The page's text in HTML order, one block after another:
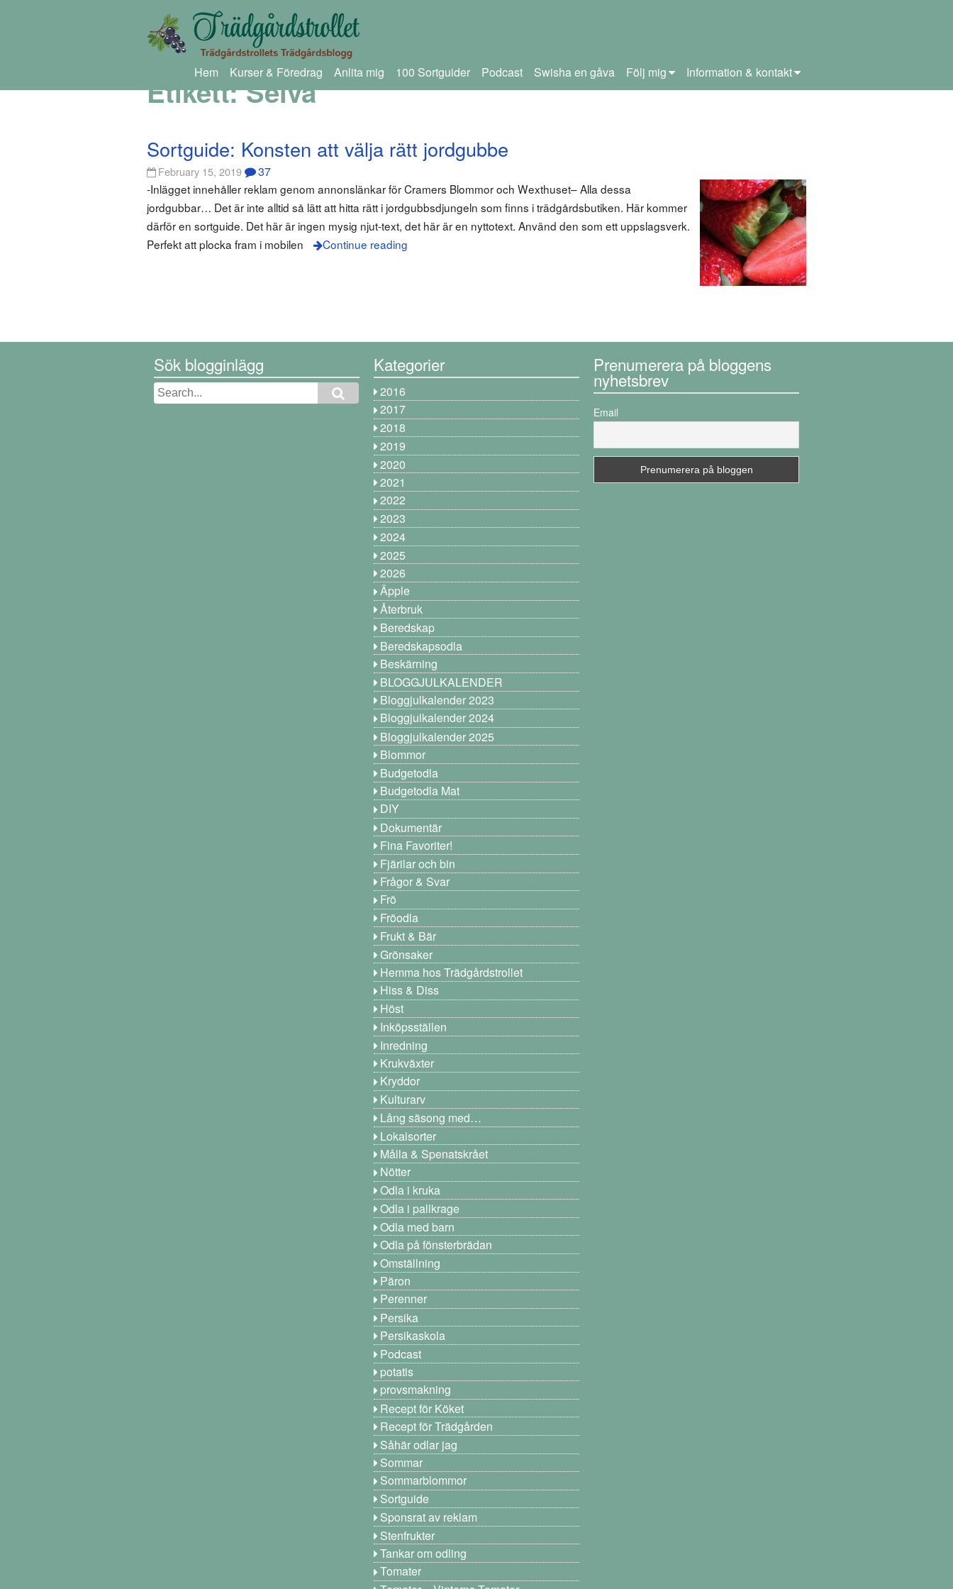
Hem Kurser & Föredrag Anlita mig 100 Sortguider Podcast Swisha en gåva Följ mig Information & kontakt
Etikett:Selva
Sortguide: Konsten att välja rätt jordgubbe
February 15, 2019 37
-Inlägget innehåller reklam genom annonslänkar för Cramers Blommor och Wexthuset– Alla dessa
jordgubbar… Det är inte alltid så lätt att hitta rätt i jordgubbsdjungeln som finns i trädgårdsbutiken. Här kommer
därför en sortguide. Det här är ingen mysig njut-text, det här är en nyttotext. Använd den som ett uppslagsverk.
Perfekt att plocka fram i mobilen
Continue reading
Sök blogginlägg Kategorier
2016
2017
2018
2019
2020
2021
2022
2023
2024
2025
2026
Äpple
Återbruk
Beredskap
Beredskapsodla
Beskärning
BLOGGJULKALENDER
Bloggjulkalender 2023
Bloggjulkalender 2024
Bloggjulkalender 2025
Blommor
Budgetodla
Budgetodla Mat
DIY
Dokumentär
Fina Favoriter!
Fjärilar och bin
Frågor & Svar
Frö
Fröodla
Frukt & Bär
Grönsaker
Hemma hos Trädgårdstrollet
Hiss & Diss
Höst
Inköpsställen
Inredning
Krukväxter
Kryddor
Kulturarv
Lång säsong med…
Lokalsorter
Målla & Spenatskrået
Nötter
Odla i kruka
Odla i pallkrage
Odla med barn
Odla på fönsterbrädan
Omställning
Päron
Perenner
Persika
Persikaskola
Podcast
potatis
provsmakning
Recept för Köket
Recept för Trädgården
Såhär odlar jag
Sommar
Sommarblommor
Sortguide
Sponsrat av reklam
Stenfrukter
Tankar om odling
Tomater
Prenumerera på bloggens
nyhetsbrev
Email